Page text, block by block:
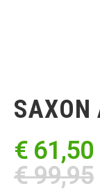
begin
van
afbeeldingen-
gallerij
SAXON
€ 61,50
€ 99,95